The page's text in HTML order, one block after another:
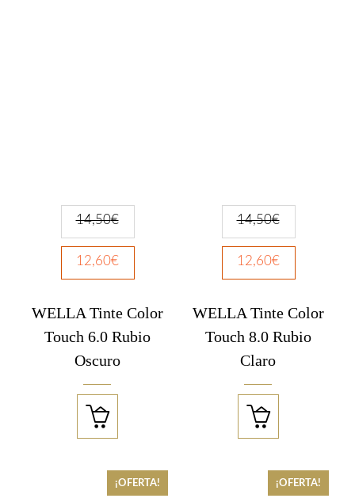
14,50€
12,60€
WELLA Tinte Color
Touch 6.0 Rubio
Oscuro

14,50€
12,60€
WELLA Tinte Color
Touch 8.0 Rubio
Claro

¡OFERTA! ¡OFERTA!